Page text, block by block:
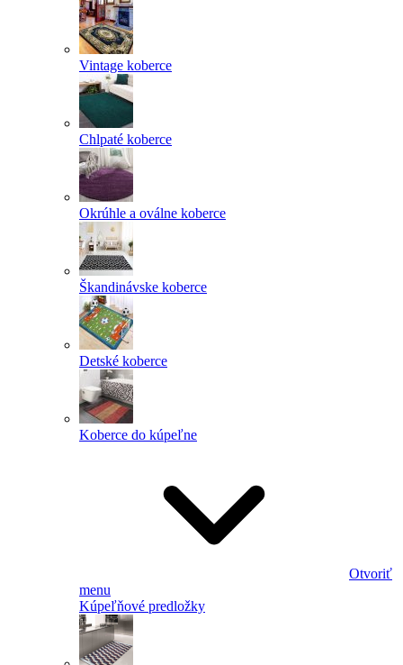
Vintage koberce
Chlpaté koberce
Okrúhle a oválne koberce
Škandinávske koberce
Detské koberce
Koberce do kúpeľne
Otvoriť
menu
Kúpeľňové predložky